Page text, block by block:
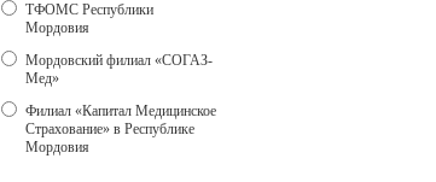
ТФОМС Республики
Мордовия
Мордовский филиал «СОГАЗ-
Мед»
Филиал «Капитал Медицинское
Страхование» в Республике
Мордовия